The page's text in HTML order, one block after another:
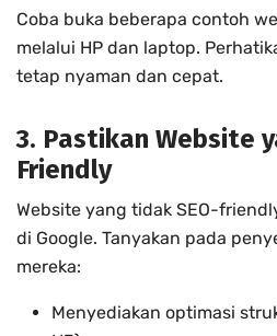
Coba buka beberapa contoh
melalui HP dan laptop.
tetap nyaman dan cepat.
3. Pastikan Website
Friendly
Website yang tidak SEO-
di Google. Tanyakan pada
mereka:
Menyediakan optimasi